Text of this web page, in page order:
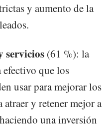
y aumento de la
servicios (61 %): la
que los
usar para mejorar los
y retener mejor a
una inversión